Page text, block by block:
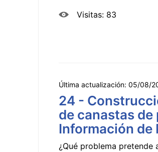
Visitas: 83
Última actualización: 05/08/
24 -
de canastas
Información de
¿Qué problema pretende